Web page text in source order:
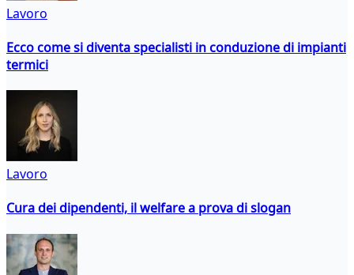
Lavoro
Ecco come si diventa specialisti in conduzione di impianti
termici
Lavoro
Cura dei dipendenti, il welfare a prova di slogan